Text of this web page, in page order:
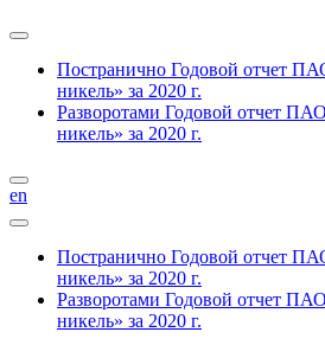
Постранично Годовой отчет
никель» за 2020 г.
Разворотами Годовой отчет
никель» за 2020 г.
en
Постранично Годовой отчет
никель» за 2020 г.
Разворотами Годовой отчет
никель» за 2020 г.